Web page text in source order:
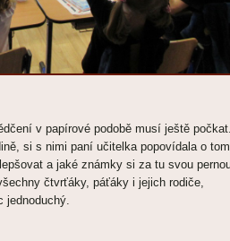
v papírové podobě musí ještě počkat.
si s nimi paní učitelka popovídala o
a jaké známky si za tu svou
čtvrťáky, páťáky i jejich rodiče,
jednoduchý.